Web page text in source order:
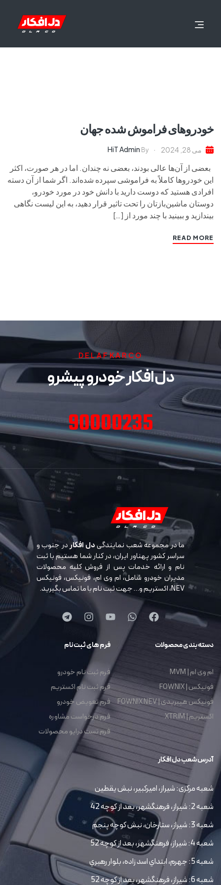
خودروهای فراموش شده جهان
می 28, 2024 By
HiT Admin
بعضی از آن‌ها عالی بودند، بعضی نه چندان. اما در هر صورت، اکثر
این خودروها کاملاً به فراموشی سپرده شده‌اند. اگر شما از آن دسته
افرادی هستید که دوست دارید با دانش خود در مورد خودرو،
دوستان ماشین‌بازتان را تحت تاثیر قرار دهید، به این لیست نگاهی
بیندازید و ببینید با چند مورد از […]
READ MORE
DELAFKARCO
دل افکار خودرو پیشرو
90000235
ما در مجموعه شعب نمایندگیدل افکاردر جنوب و
سراسر کشور پهناور ایران، در کنار شما هستیم با ثبت
نام و ارائه خدمات پس از فروش کلیه محصولات
مدیران خودرو شامل، ام وی ام، فونیکس، فونیکس
NEV، اکستریم و… جهت ثبت نام با ما تماس بگیرید.
دسته بندی محصولات
ام وی ام | MVM
فونیکس | FOWNIX
فونیکس هیبریدی | FOWNIX NEV
اکستریم | XTRIM
فرم های ثبت نام
فرم ثبت نام خودرو
فرم ثبت نام اکستریم
فرم تعویض خودرو
فرم درخواست مشاوره
فرم تست درایو محصولات
آدرس شعب دل افکار
شعبه مرکزی: شیراز، امیرکبیر، نبش یقطین
شعبه 2: شیراز، فرهنگشهر، بعد از کوچه 42
شعبه 3: شیراز، ستارخان، نبش کوچه پنجم
شعبه 4: شیراز، فرهنگشهر، بعد از کوچه 52
شعبه 5: جهرم، ابتداي اسد زاده، بلوار رهبري
شعبه 6: شیراز، فرهنگشهر، بعد از کوچه 52